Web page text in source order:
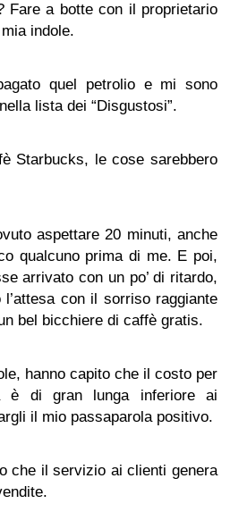
Fare a botte con il proprietario
indole.
quel petrolio e mi sono
lista dei “Disgustosi”.
Starbucks, le cose sarebbero
aspettare 20 minuti, anche
qualcuno prima di me. E poi,
arrivato con un po’ di ritardo,
con il sorriso raggiante
bel bicchiere di caffè gratis.
hanno capito che il costo per
è di gran lunga inferiore ai
il mio passaparola positivo.
che il servizio ai clienti genera